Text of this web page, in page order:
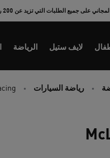
على جميع الطلبات التي تزيد عن 200 ريال سعودي!
لايف ستيل الرياضة
رياضة السيارات